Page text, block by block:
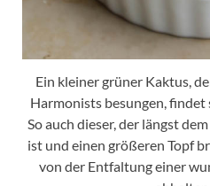
Ein kleiner grüner Kaktus,
Harmonists besungen,
So auch dieser, der längst
ist und einen größeren Topf
von der Entfaltung einer